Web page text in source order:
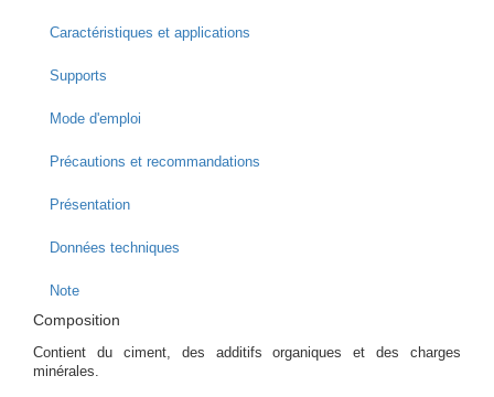
Caractéristiques et applications
Supports
Mode d'emploi
Précautions et recommandations
Présentation
Données techniques
Note
Composition
Contient du ciment, des additifs organiques et des charges
minérales.